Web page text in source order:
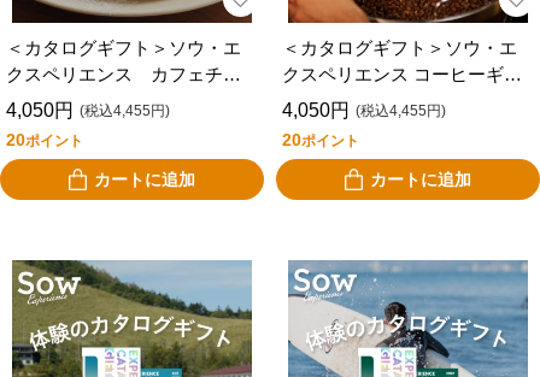
＜カタログギフト＞ソウ・エ
クスペリエンス カフェチケ
ット 全国版
4,050円 (税込4,455円)
20ポイント
カートに追加
＜カタログギフト＞ソウ・エ
クスペリエンス コーヒーギフ
ト
4,050円 (税込4,455円)
20ポイント
カートに追加